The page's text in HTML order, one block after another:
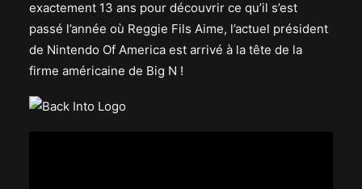
exactement 13 ans pour découvrir ce qu’il s’est
passé l’année où Reggie Fils Aime, l’actuel président
de Nintendo Of America est arrivé à la tête de la
firme américaine de Big N !